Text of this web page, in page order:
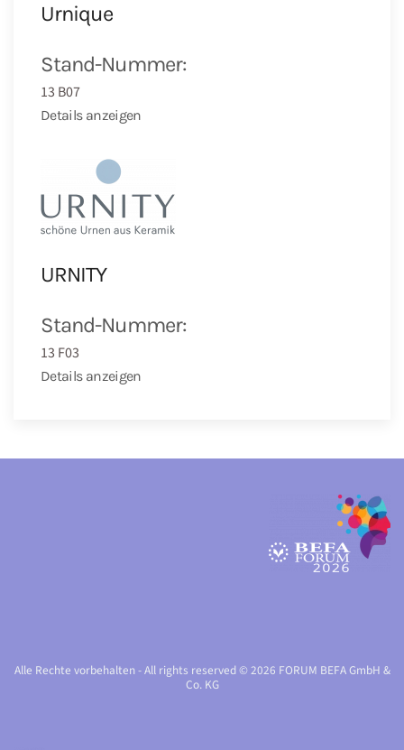
Urnique
Stand-Nummer:
13 B07
Details anzeigen
URNITY
Stand-Nummer:
13 F03
Details anzeigen
Alle Rechte vorbehalten - All rights reserved © 2026 FORUM BEFA GmbH &
Co. KG